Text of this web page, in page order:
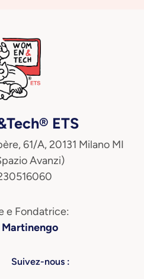
ETS
61/A, 20131 Milano MI
Avanzi)
e Fondatrice:
Martinengo
Suivez-nous :